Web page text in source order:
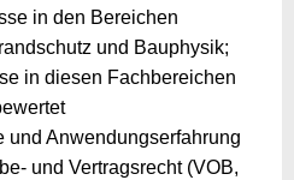
in den Bereichen
und Bauphysik;
in diesen Fachbereichen
und Anwendungserfahrung
und Vertragsrecht (VOB,